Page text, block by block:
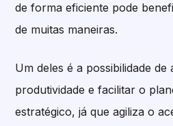
de forma eficiente pode
de muitas maneiras.
Um deles é a possibilidade de
produtividade e facilitar o
estratégico, já que agiliza o